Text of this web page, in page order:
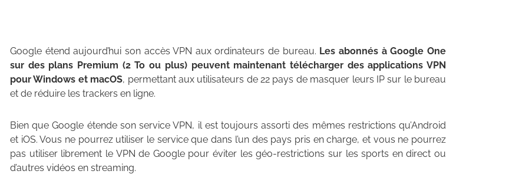
Google étend aujourd’hui son accès VPN aux ordinateurs de bureau. Les abonnés à Google One
sur des plans Premium (2 To ou plus) peuvent maintenant télécharger des applications VPN
pour Windows et macOS, permettant aux utilisateurs de 22 pays de masquer leurs IP sur le bureau
et de réduire les trackers en ligne.
Bien que Google étende son service VPN, il est toujours assorti des mêmes restrictions qu’Android
et iOS. Vous ne pourrez utiliser le service que dans l’un des pays pris en charge, et vous ne pourrez
pas utiliser librement le VPN de Google pour éviter les géo-restrictions sur les sports en direct ou
d’autres vidéos en streaming.